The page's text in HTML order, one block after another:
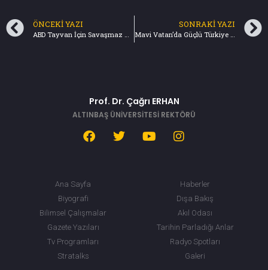
ÖNCEKI YAZI SONRAKI YAZI
Prof. Dr. Çağrı ERHAN
ALTINBAŞ ÜNİVERSİTESİ REKTÖRÜ
Ana Sayfa
Biyografi
Bilimsel Çalışmalar
Gazete Yazıları
Tv Programları
Stratalks
Haberler
Dışa Bakış
Akıl Odası
Tarihin Parladığı Anlar
Radyo Spotları
Galeri